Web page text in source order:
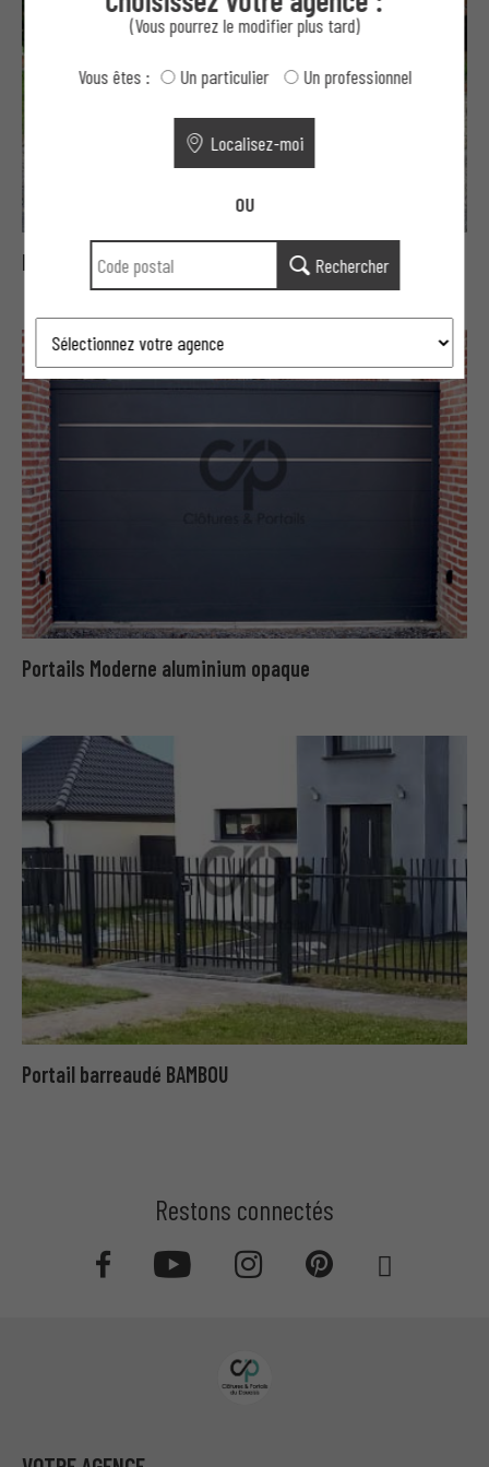
Portails Moderne aluminium aéré
Portails Moderne aluminium opaque
Portail barreaudé BAMBOU
Restons connectés
(Vous pourrez le modifier plus tard)
Vous êtes : Un particulier Un professionnel
Localisez-moi
OU
Rechercher